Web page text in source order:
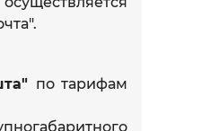
по тарифам